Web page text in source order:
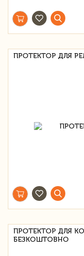
ПРОТЕКТОР ДЛЯ
ПРОТЕКТОР ДЛЯ
БЕЗКОШТОВНО